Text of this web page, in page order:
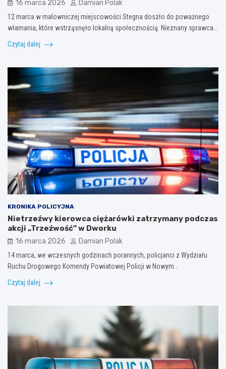
16 marca 2026 Damian Polak
12 marca w malowniczej miejscowości Stegna doszło do poważnego
włamania, które wstrząsnęło lokalną społecznością. Nieznany sprawca…
Czytaj dalej
KRONIKA POLICYJNA
Nietrzeźwy kierowca ciężarówki zatrzymany podczas
akcji „Trzeźwość” w Dworku
16 marca 2026 Damian Polak
14 marca, we wczesnych godzinach porannych, policjanci z Wydziału
Ruchu Drogowego Komendy Powiatowej Policji w Nowym…
Czytaj dalej